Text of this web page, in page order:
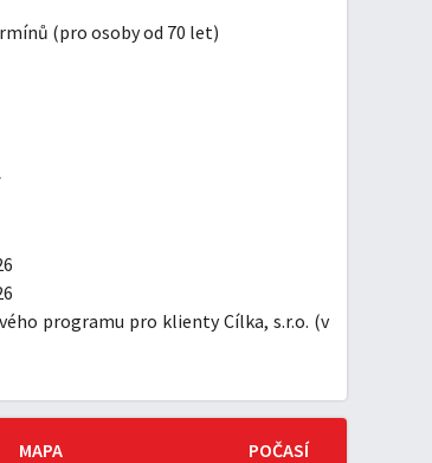
(pro osoby od 70 let)
programu pro klienty Cílka, s.r.o. (v
MAPA POČASÍ